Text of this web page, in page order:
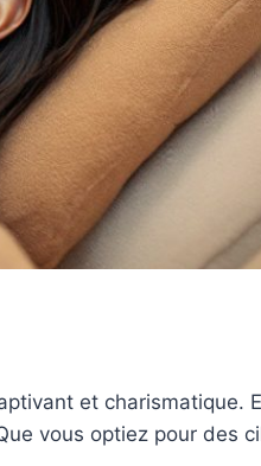
et charismatique.
vous optiez pour des